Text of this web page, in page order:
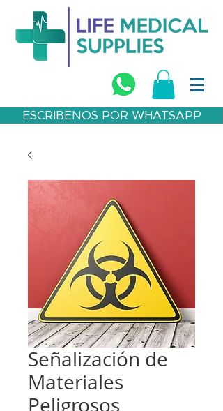
ESCRIBENOS POR WHATSAPP
Señalización de
Materiales
Peligrosos